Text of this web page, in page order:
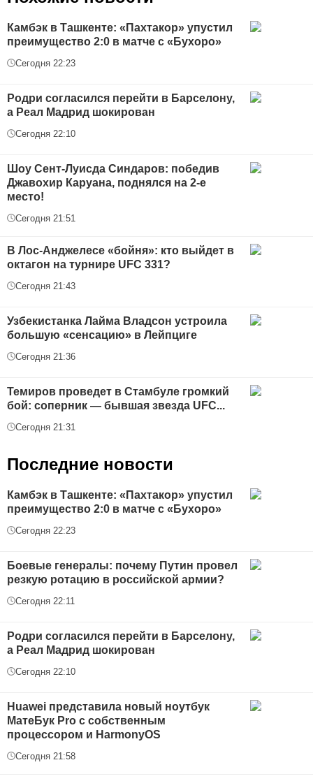
Камбэк в Ташкенте: «Пахтакор» упустил
преимущество 2:0 в матче с «Бухоро»
Сегодня 22:23
Родри согласился перейти в Барселону,
а Реал Мадрид шокирован
Сегодня 22:10
Шоу Сент-Луисда Синдаров: победив
Джавохир Каруана, поднялся на 2-е
место!
Сегодня 21:51
В Лос-Анджелесе «бойня»: кто выйдет в
октагон на турнире UFC 331?
Сегодня 21:43
Узбекистанка Лайма Владсон устроила
большую «сенсацию» в Лейпциге
Сегодня 21:36
Темиров проведет в Стамбуле громкий
бой: соперник — бывшая звезда UFC...
Сегодня 21:31
Последние новости
Камбэк в Ташкенте: «Пахтакор» упустил
преимущество 2:0 в матче с «Бухоро»
Сегодня 22:23
Боевые генералы: почему Путин провел
резкую ротацию в российской армии?
Сегодня 22:11
Родри согласился перейти в Барселону,
а Реал Мадрид шокирован
Сегодня 22:10
Huawei представила новый ноутбук
МатеБук Pro с собственным
процессором и HarmonyOS
Сегодня 21:58